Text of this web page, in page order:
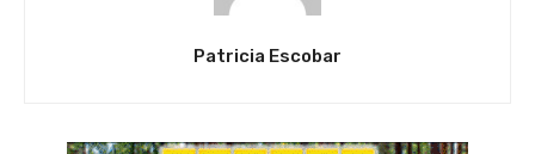
Patricia Escobar